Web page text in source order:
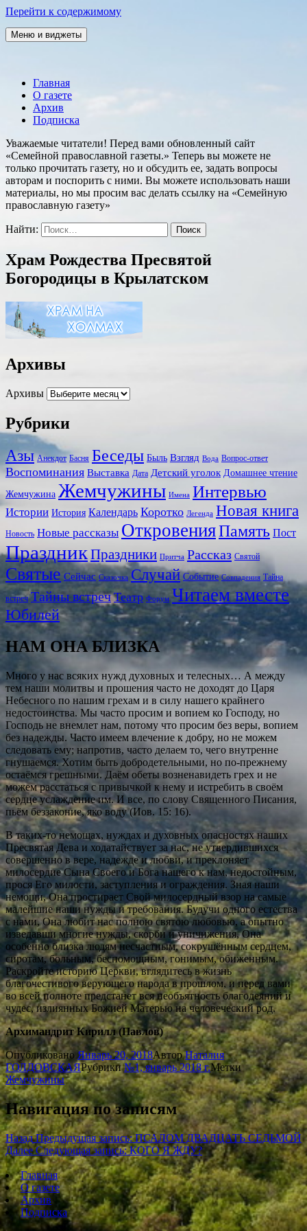
Перейти к содержимому
Семейная православная газета
Меню и виджеты
Главная
О газете
Архив
Подписка
Уважаемые читатели! Перед вами обновленный сайт
«Семейной православной газеты.» Теперь вы можете не
только прочитать газету, но и обсудить ее, задать вопросы
авторам и поспорить с ними. Вы можете использовать наши
материалы, но мы просим вас делать ссылку на «Семейную
православную газету»
Найти:
Храм Рождества Пресвятой
Богородицы в Крылатском
Архивы
Архивы
Рубрики
Азы Анекдот Басня Беседы Быль Взгляд Вода Вопрос-ответ
Воспоминания Выставка Дата Детский уголок Домашнее чтение
Жемчужина Жемчужины Имена Интервью
Истории История Календарь Коротко Легенда Новая книга
Новость Новые рассказы ОткровенияПамять Пост
ПраздникПраздники Притча Рассказ Святой
Святые Сейчас Сказочка Случай Событие Совпадения Тайна
встреч Тайны встреч Театр Форум Читаем вместе
Юбилей
НАМ ОНА БЛИЗКА
Много у нас всяких нужд духовных и телесных… А между
тем наши молитвы и прошения часто не доходят до Царя
Небесного по нашим грехам и в силу нашего крайнего
недостоинства. Мы часто просим и вопием ко Господу, но
Господь не внемлет нам, потому что просим без веры, вопием
без надежды. Часто имеем влечение к добру, но не можем
следовать ему; напротив, часто делаем то, чего внутренне
гнушаемся. Хотим быть добродетельными, но по-прежнему
остаёмся грешными. Даём обеты возненавидеть грех и не
можем расстаться с привычкой к нему и истребить в своём
сердце услаждение им. И все, по слову Священного Писания,
пьём беззаконие, яко воду (Иов. 15: 16).
В таких-то немощах, нуждах и духовных опасностях наших
Пресвятая Дева и ходатайствует за нас, не утвердившихся
совершенно в вере, надежде и любви, и преклоняет
милосердие Сына Своего и Бога нашего к нам, недостойным,
прося Его милости, заступления и ограждения. Зная наши
немощи, Она простирает Свой милосердный взор на самые
малейшие наши нужды и требования. Будучи одного естества
с нами, Она любит нас полною святою любовью, а опытно
изведавши многие нужды, скорби и уничижения, Она
особенно близка людям несчастным, сокрушённым сердцем,
сиротам, больным, беспомощным, гонимым, обиженным.
Раскройте историю Церкви, вглядитесь в жизнь
благочестивого верующего народа в прошлом, и перед вами
во всей полноте предстанет вся необъятность благодеяний и
чудес, излиянных Божией Матерью на человеческий род.
Архимандрит Кирилл (Павлов)
Опубликовано Январь 20, 2018АвторНаталия
ГОЛДОВСКАЯРубрики№1, январь 2018 г.Метки
Жемчужины
Навигация по записям
Назад Предыдущая запись: ПСАЛОМ ДВАДЦАТЬ СЕДЬМОЙ
Далее Следующая запись: КОГО Я ЖДУ?
Главная
О газете
Архив
Подписка